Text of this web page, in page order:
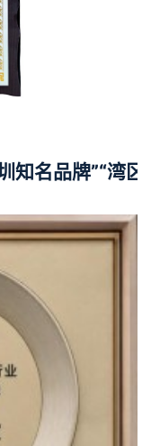
知名品牌”“湾